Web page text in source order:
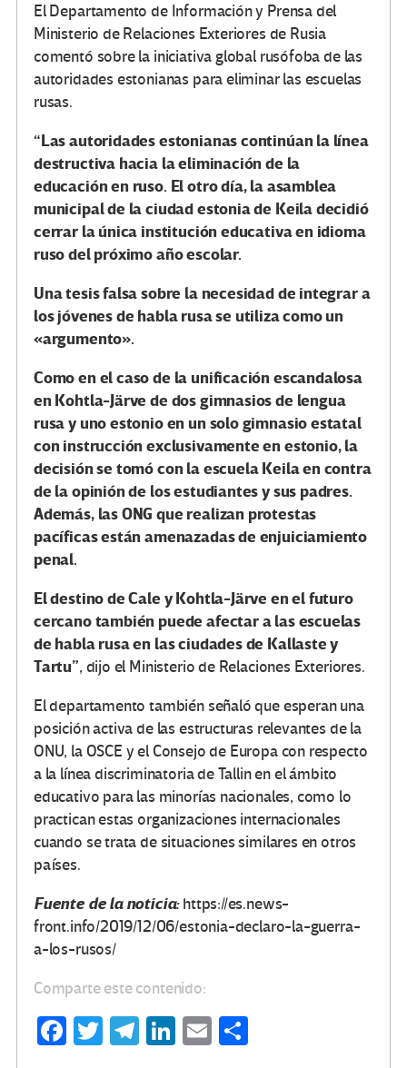
El Departamento de Información y Prensa del
Ministerio de Relaciones Exteriores de Rusia
comentó sobre la iniciativa global rusófoba de las
autoridades estonianas para eliminar las escuelas
rusas.
“Las autoridades estonianas continúan la línea
destructiva hacia la eliminación de la
educación en ruso. El otro día, la asamblea
municipal de la ciudad estonia de Keila decidió
cerrar la única institución educativa en idioma
ruso del próximo año escolar.
Una tesis falsa sobre la necesidad de integrar a
los jóvenes de habla rusa se utiliza como un
«argumento».
Como en el caso de la unificación escandalosa
en Kohtla-Järve de dos gimnasios de lengua
rusa y uno estonio en un solo gimnasio estatal
con instrucción exclusivamente en estonio, la
decisión se tomó con la escuela Keila en contra
de la opinión de los estudiantes y sus padres.
Además, las ONG que realizan protestas
pacíficas están amenazadas de enjuiciamiento
penal.
El destino de Cale y Kohtla-Järve en el futuro
cercano también puede afectar a las escuelas
de habla rusa en las ciudades de Kallaste y
Tartu”, dijo el Ministerio de Relaciones Exteriores.
El departamento también señaló que esperan una
posición activa de las estructuras relevantes de la
ONU, la OSCE y el Consejo de Europa con respecto
a la línea discriminatoria de Tallin en el ámbito
educativo para las minorías nacionales, como lo
practican estas organizaciones internacionales
cuando se trata de situaciones similares en otros
países.
Fuente de la noticia:https://es.news-
front.info/2019/12/06/estonia-declaro-la-guerra-
a-los-rusos/
Comparte este contenido:
Fa T
Te
Li
E